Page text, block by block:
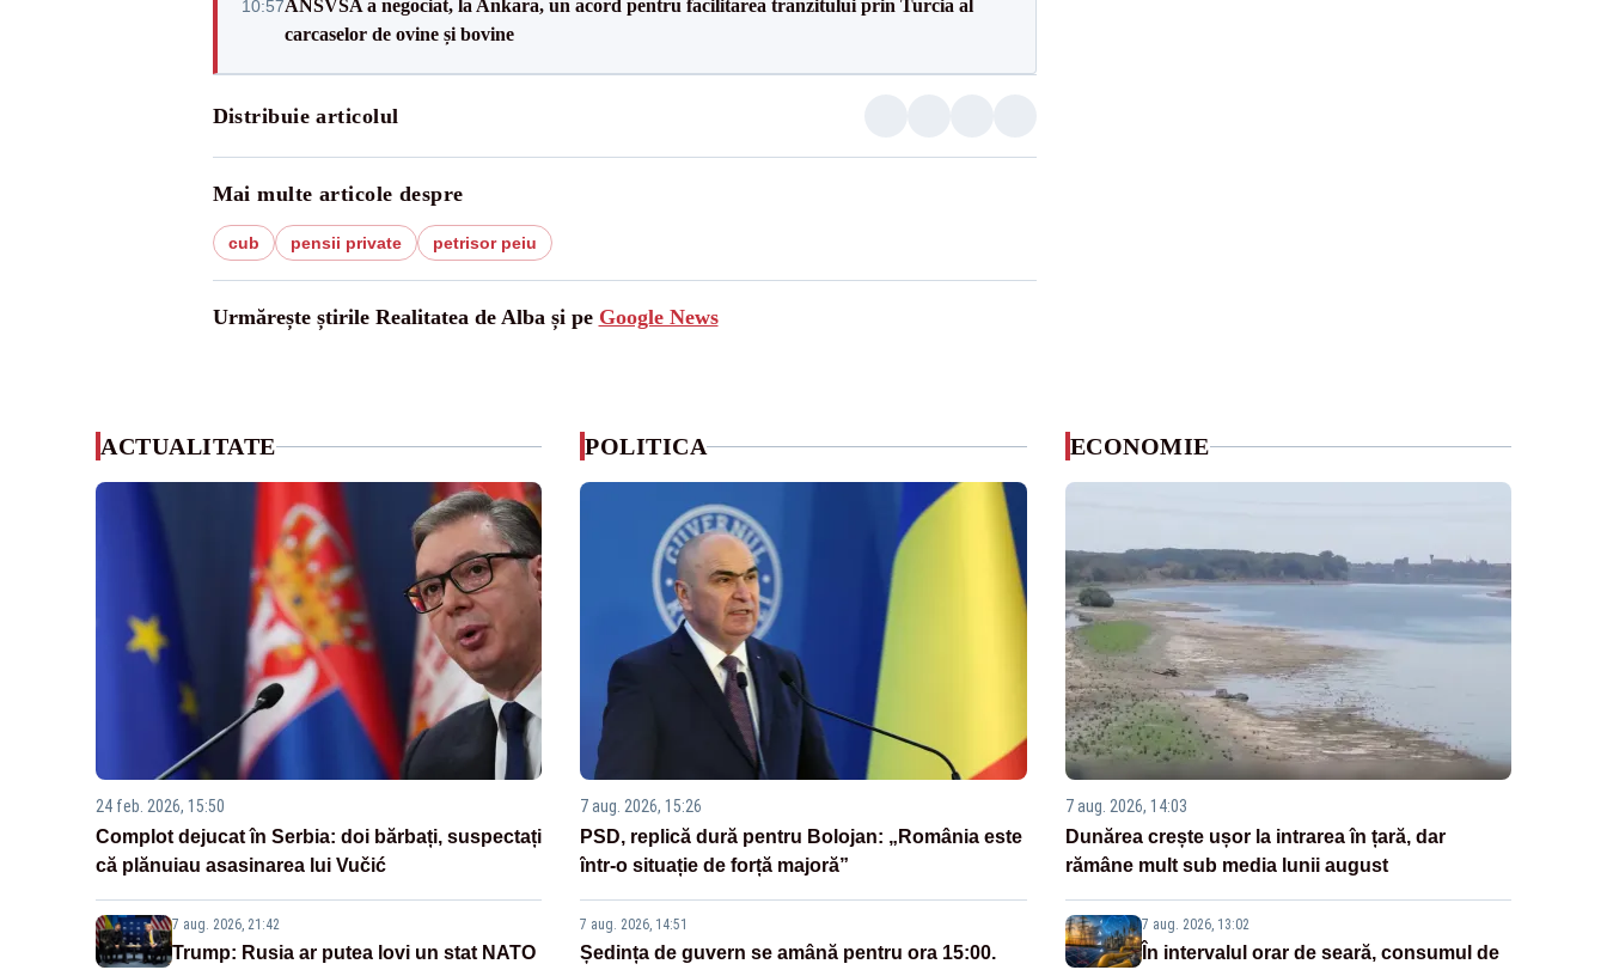
10:57ANSVSA a negociat, la Ankara, un acord pentru facilitarea tranzitului prin Turcia al
carcaselor de ovine și bovine
Distribuie articolul
Mai multe articole despre
cub pensii private petrisor peiu
Urmărește știrile Realitatea de Alba și pe Google News
ACTUALITATE
24 feb. 2026, 15:50
Complot dejucat în Serbia: doi bărbați, suspectați
că plănuiau asasinarea lui Vučić
7 aug. 2026, 21:42
Trump: Rusia ar putea lovi un stat NATO
POLITICA
7 aug. 2026, 15:26
PSD, replică dură pentru Bolojan: „România este
într-o situație de forță majoră”
7 aug. 2026, 14:51
Ședința de guvern se amână pentru ora 15:00.
ECONOMIE
7 aug. 2026, 14:03
Dunărea crește ușor la intrarea în țară, dar
rămâne mult sub media lunii august
7 aug. 2026, 13:02
În intervalul orar de seară, consumul de